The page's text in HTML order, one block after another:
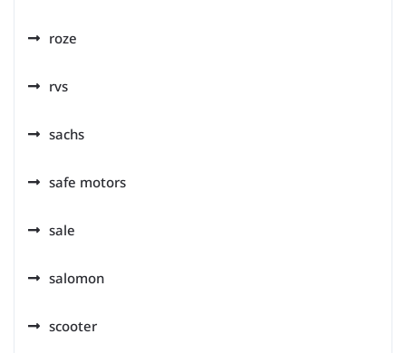
roze
rvs
sachs
safe motors
sale
salomon
scooter